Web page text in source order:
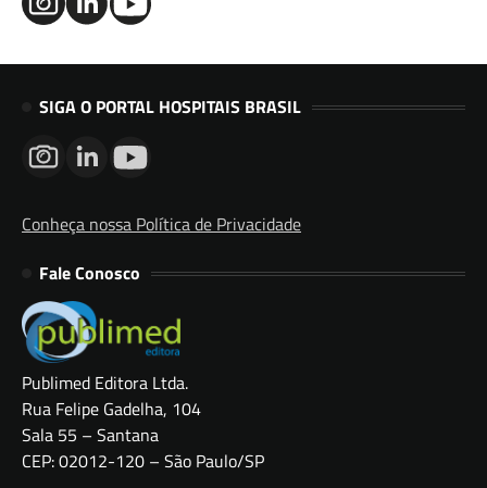
SIGA O PORTAL HOSPITAIS BRASIL
Conheça nossa Política de Privacidade
Fale Conosco
Publimed Editora Ltda.
Rua Felipe Gadelha, 104
Sala 55 – Santana
CEP: 02012-120 – São Paulo/SP